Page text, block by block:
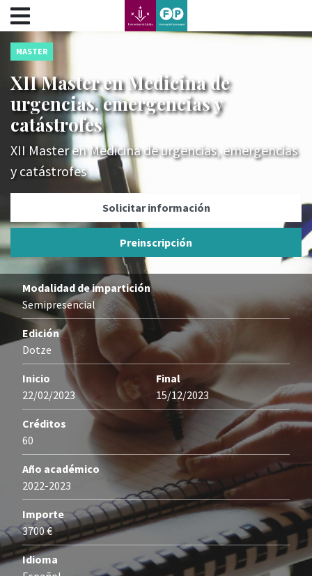
???label.access.jump.content???
???label.access.jump.header???
???label.access.jump.footer???
???label.access.jump.menu???
MASTER
XII Master en Medicina de
urgencias, emergencias y
catástrofes
XII Master en Medicina de urgencias, emergencias
y catástrofes
Solicitar información
Preinscripción
Modalidad de impartición
Semipresencial
Edición
Dotze
Inicio
22/02/2023
Final
15/12/2023
Créditos
60
Año académico
2022-2023
Importe
3700 €
Idioma